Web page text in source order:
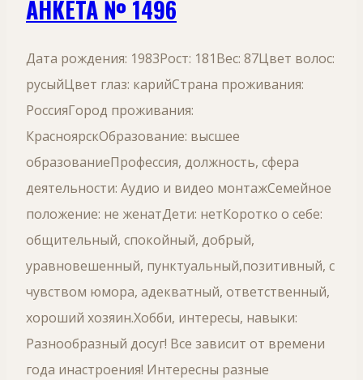
АНКЕТА № 1496
Дата рождения: 1983Рост: 181Вес: 87Цвет волос:
русыйЦвет глаз: карийСтрана проживания:
РоссияГород проживания:
КрасноярскОбразование: высшее
образованиеПрофессия, должность, сфера
деятельности: Аудио и видео монтажСемейное
положение: не женатДети: нетКоротко о себе:
общительный, спокойный, добрый,
уравновешенный, пунктуальный,позитивный, с
чувством юмора, адекватный, ответственный,
хороший хозяин.Хобби, интересы, навыки:
Разнообразный досуг! Все зависит от времени
года инастроения! Интересны разные